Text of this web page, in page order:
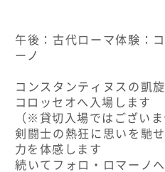
午後：古代ローマ体験：
ーノ
コンスタンティヌスの凱
コロッセオへ入場します
（※貸切入場ではございま
剣闘士の熱狂に思いを馳
力を体感します
続いてフォロ・ロマーノ